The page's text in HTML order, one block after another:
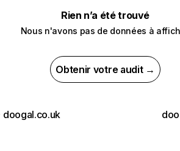
Rien n’a été trouvé
Nous n'avons pas de données à
Obtenir votre audit →
doogal.co.uk